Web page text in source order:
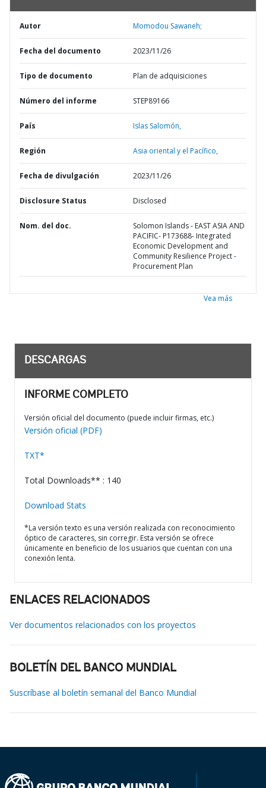
Autor Momodou Sawaneh;
Fecha del documento 2023/11/26
Tipo de documento Plan de adquisiciones
Número del informe STEP89166
País Islas Salomón,
Región Asia oriental y el Pacífico,
Fecha de divulgación 2023/11/26
Disclosure Status Disclosed
Nom. del doc.
Solomon Islands - EAST ASIA AND
PACIFIC- P173688- Integrated
Economic Development and
Community Resilience Project -
Procurement Plan
Vea más
DESCARGAS
INFORME COMPLETO
Versión oficial del documento (puede incluir firmas, etc.)
Versión oficial (PDF)
TXT*
Total Downloads** : 140
Download Stats
*La versión texto es una versión realizada con reconocimiento
óptico de caracteres, sin corregir. Esta versión se ofrece
únicamente en beneficio de los usuarios que cuentan con una
conexión lenta.
ENLACES RELACIONADOS
Ver documentos relacionados con los proyectos
BOLETÍN DEL BANCO MUNDIAL
Suscríbase al boletín semanal del Banco Mundial